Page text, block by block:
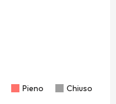
Pieno Chiuso